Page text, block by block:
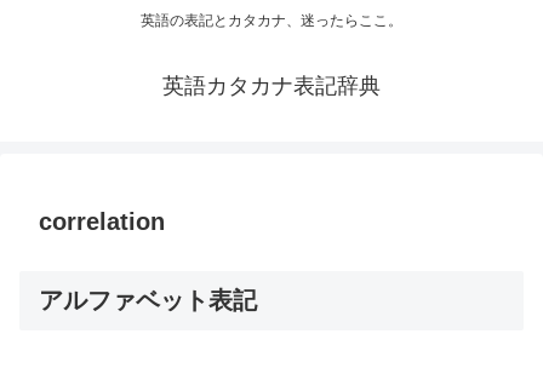
英語の表記とカタカナ、迷ったらここ。
英語カタカナ表記辞典
correlation
アルファベット表記